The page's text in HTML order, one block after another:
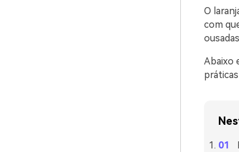
O
com
Abaixo